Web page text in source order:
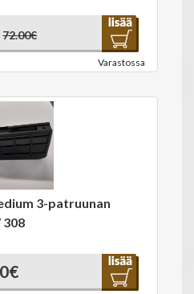
72.00€
Varastossa
3-patruunan
308